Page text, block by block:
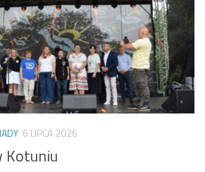
6 LIPCA 2026
Kotuniu